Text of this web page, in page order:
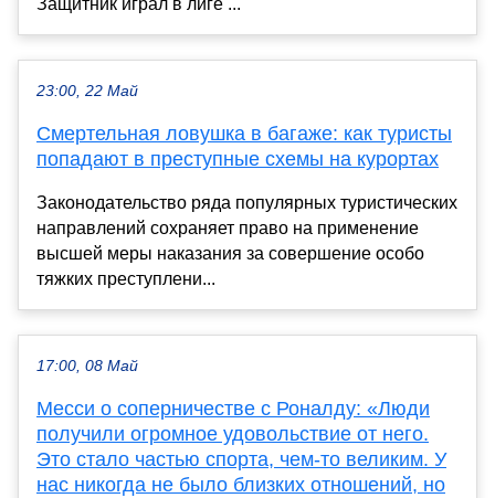
Защитник играл в лиге ...
23:00, 22 Май
Смертельная ловушка в багаже: как туристы
попадают в преступные схемы на курортах
Законодательство ряда популярных туристических
направлений сохраняет право на применение
высшей меры наказания за совершение особо
тяжких преступлени...
17:00, 08 Май
Месси о соперничестве с Роналду: «Люди
получили огромное удовольствие от него.
Это стало частью спорта, чем-то великим. У
нас никогда не было близких отношений, но